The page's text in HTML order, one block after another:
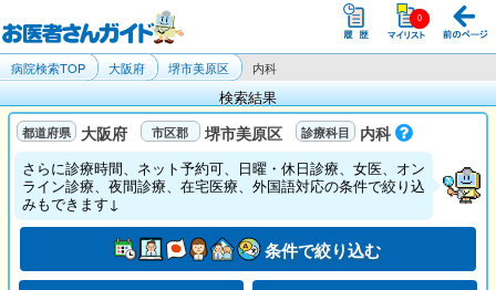
病院検索TOP 大阪府 堺市美原区 内科
検索結果
大阪府 堺市美原区 内科
さらに診療時間、ネット予約可、日曜・休日診療、女医、オン
ライン診療、夜間診療、在宅医療、外国語対応の条件で絞り込
みもできます↓
条件で絞り込む